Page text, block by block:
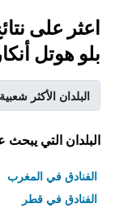
اعثر على
بلو هوتل
البلدان الأكثر شعبية
البلدان التي يبحث
الفنادق في المغرب
الفنادق في قطر